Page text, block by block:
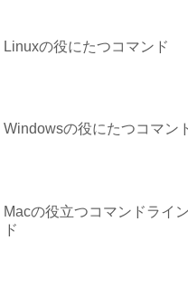
Linuxの役にたつコマンド
Windowsの役にたつコマン
Macの役立つコマンドライ
ド